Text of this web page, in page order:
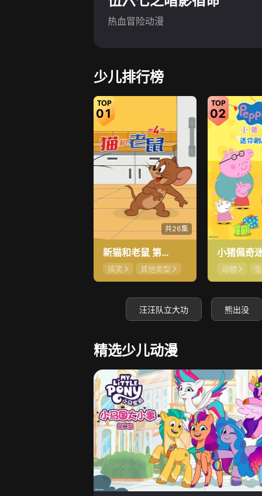
热血冒险动漫
少儿排行榜
01
共26集
新猫和老鼠 第4季
搞笑 其他类型
02
动物
汪汪队立大功 熊出没
精选少儿动漫